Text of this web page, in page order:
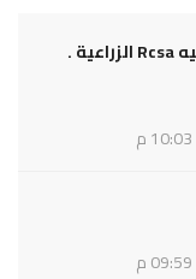
روائح الزمان .. عضو الملكيه Rcsa الزراعية .